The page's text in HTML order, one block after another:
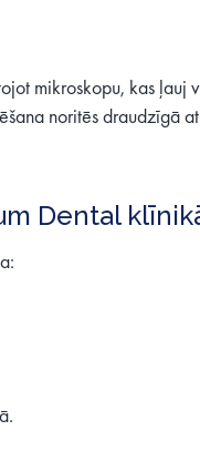
mikroskopu, kas ļauj
noritēs draudzīgā
Dental